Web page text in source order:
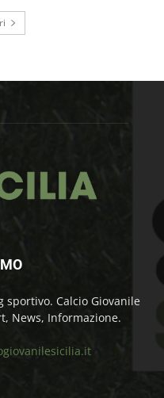
sportivo. Calcio Giovanile
News, Informazione.